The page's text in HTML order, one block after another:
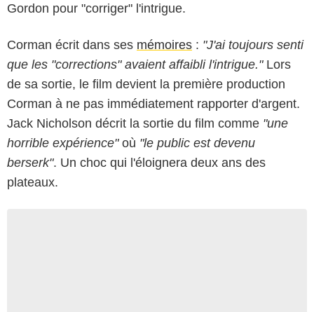
Gordon pour "corriger" l'intrigue.
Corman écrit dans ses mémoires : "J'ai toujours senti
que les "corrections" avaient affaibli l'intrigue." Lors
de sa sortie, le film devient la première production
Corman à ne pas immédiatement rapporter d'argent.
Jack Nicholson décrit la sortie du film comme "une
horrible expérience"où "le public est devenu
berserk". Un choc qui l'éloignera deux ans des
plateaux.